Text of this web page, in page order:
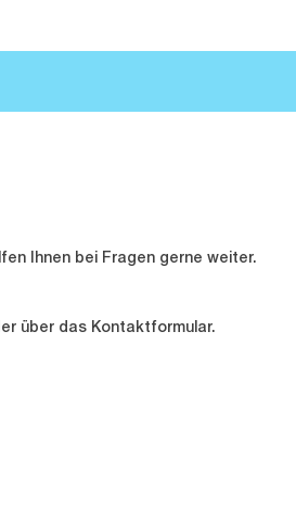
Ihnen bei Fragen gerne weiter.
über das Kontaktformular.